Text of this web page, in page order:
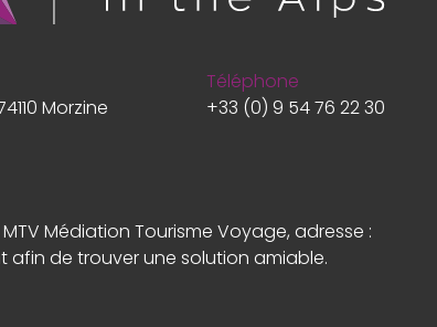
Morzine
Téléphone
+33 (0) 9 54 76 22 30
Médiation Tourisme Voyage, adresse :
afin de trouver une solution amiable.